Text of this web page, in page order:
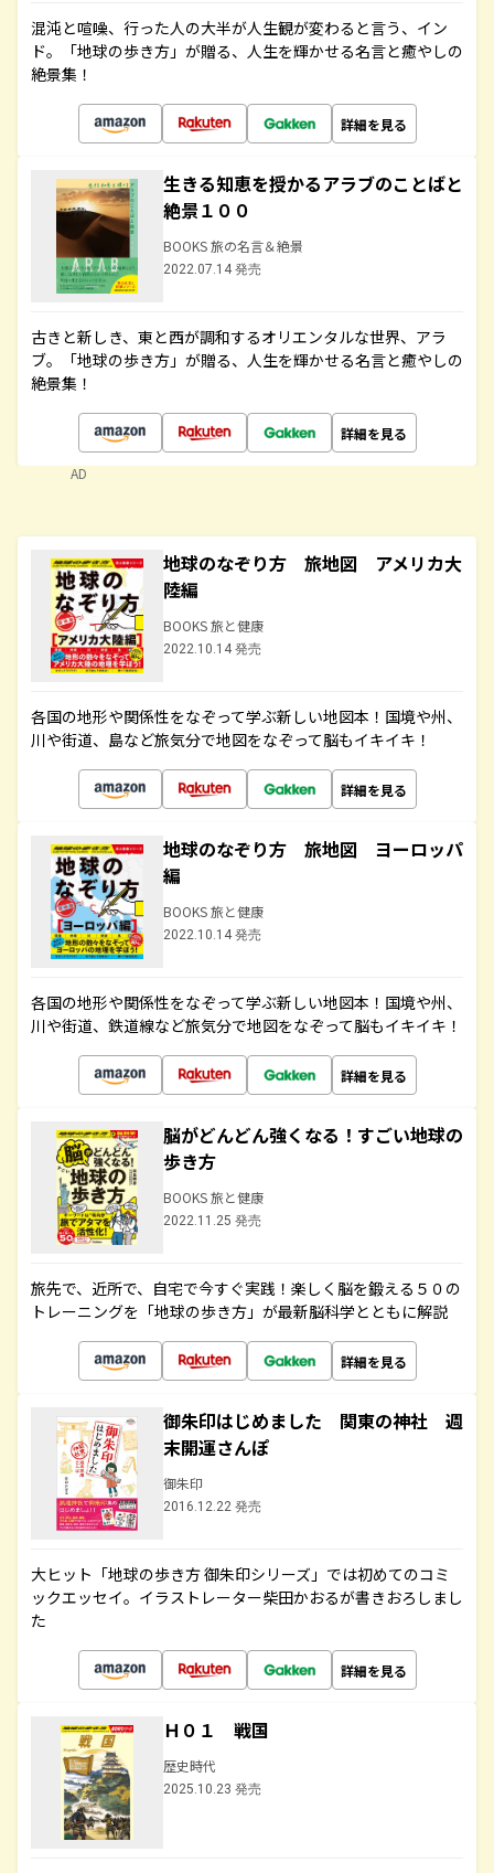
混沌と喧噪、行った人の大半が人生観が変わると言う、イン
ド。「地球の歩き方」が贈る、人生を輝かせる名言と癒やしの
絶景集！
詳細を見る
生きる知恵を授かるアラブのことばと
絶景１００
BOOKS 旅の名言＆絶景
2022.07.14 発売
古きと新しき、東と西が調和するオリエンタルな世界、アラ
ブ。「地球の歩き方」が贈る、人生を輝かせる名言と癒やしの
絶景集！
詳細を見る
AD
地球のなぞり方 旅地図 アメリカ大
陸編
BOOKS 旅と健康
2022.10.14 発売
各国の地形や関係性をなぞって学ぶ新しい地図本！国境や州、
川や街道、島など旅気分で地図をなぞって脳もイキイキ！
詳細を見る
地球のなぞり方 旅地図 ヨーロッパ
編
BOOKS 旅と健康
2022.10.14 発売
各国の地形や関係性をなぞって学ぶ新しい地図本！国境や州、
川や街道、鉄道線など旅気分で地図をなぞって脳もイキイキ！
詳細を見る
脳がどんどん強くなる！すごい地球の
歩き方
BOOKS 旅と健康
2022.11.25 発売
旅先で、近所で、自宅で今すぐ実践！楽しく脳を鍛える５０の
トレーニングを「地球の歩き方」が最新脳科学とともに解説
詳細を見る
御朱印はじめました 関東の神社 週
末開運さんぽ
御朱印
2016.12.22 発売
大ヒット「地球の歩き方 御朱印シリーズ」では初めてのコミ
ックエッセイ。イラストレーター柴田かおるが書きおろしまし
た
詳細を見る
Ｈ０１ 戦国
歴史時代
2025.10.23 発売